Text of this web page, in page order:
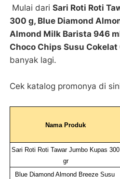
Mulai dari Sari Roti Roti
300 g, Blue Diamond
Almond Milk Barista 946
Choco Chips Susu Cokelat
banyak lagi.
Cek katalog promonya di
Nama Produk
Sari Roti Roti Tawar Jumbo Kupas 300
gr
Blue Diamond Almond Breeze Susu